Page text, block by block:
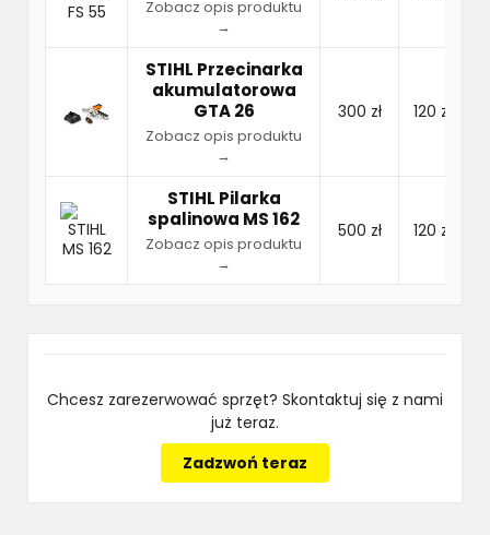
Zobacz opis produktu
→
STIHL Przecinarka
akumulatorowa
GTA 26
Zobacz opis produktu
→
300 zł 120 zł
STIHL Pilarka
spalinowa MS 162
Zobacz opis produktu
→
500 zł 120 zł
Chcesz zarezerwować sprzęt? Skontaktuj się z nami
już teraz.
Zadzwoń teraz